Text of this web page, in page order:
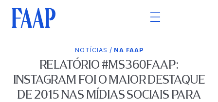
NOTÍCIAS / NA FAAP
RELATÓRIO #MS360FAAP:
INSTAGRAM FOI O MAIOR DESTAQUE
DE 2015 NAS MÍDIAS SOCIAIS PARA